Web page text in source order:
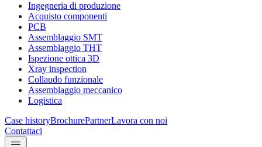
Ingegneria di produzione
Acquisto componenti
PCB
Assemblaggio SMT
Assemblaggio THT
Ispezione ottica 3D
Xray inspection
Collaudo funzionale
Assemblaggio meccanico
Logistica
Case historyBrochurePartnerLavora con noi
Contattaci